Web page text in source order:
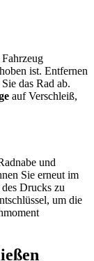
ist. Entfernen
das Rad ab.
auf Verschleiß,
und
Sie erneut im
Drucks zu
um die